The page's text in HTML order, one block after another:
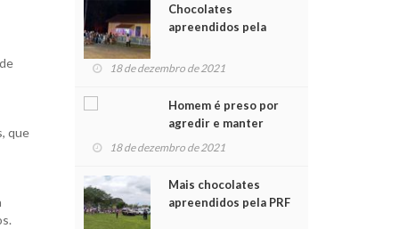
que
Chocolates
apreendidos pela
para crianças na
18 de dezembro de 2021
Homem é preso por
agredir e manter
mulher em cárcere
18 de dezembro de 2021
Mais chocolates
apreendidos pela PRF